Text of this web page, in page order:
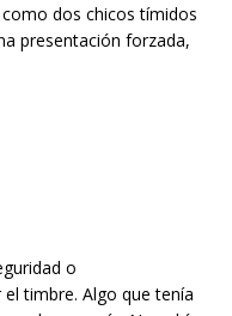
dos chicos tímidos
presentación forzada,
o
timbre. Algo que tenía